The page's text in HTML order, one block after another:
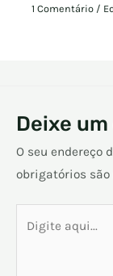
1 Comentário /
Deixe
O seu endereço
obrigatórios
aqui...